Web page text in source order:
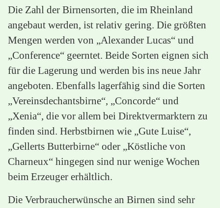
Die Zahl der Birnensorten, die im Rheinland
angebaut werden, ist relativ gering. Die größten
Mengen werden von „Alexander Lucas“ und
„Conference“ geerntet. Beide Sorten eignen sich
für die Lagerung und werden bis ins neue Jahr
angeboten. Ebenfalls lagerfähig sind die Sorten
„Vereinsdechantsbirne“, „Concorde“ und
„Xenia“, die vor allem bei Direktvermarktern zu
finden sind. Herbstbirnen wie „Gute Luise“,
„Gellerts Butterbirne“ oder „Köstliche von
Charneux“ hingegen sind nur wenige Wochen
beim Erzeuger erhältlich.
Die Verbraucherwünsche an Birnen sind sehr